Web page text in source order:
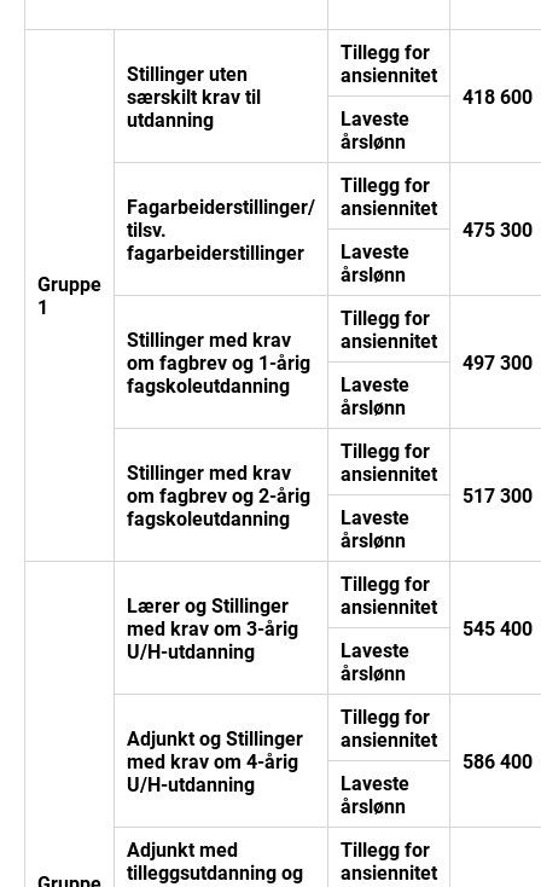
Gruppe
1
Stillinger uten
særskilt krav til
utdanning
Tillegg for
ansiennitet
418 600
Laveste
årslønn
Fagarbeiderstillinger/
tilsv.
fagarbeiderstillinger
Tillegg for
ansiennitet
475 300
Laveste
årslønn
Stillinger med krav
om fagbrev og 1-årig
fagskoleutdanning
Tillegg for
ansiennitet
497 300
Laveste
årslønn
Stillinger med krav
om fagbrev og 2-årig
fagskoleutdanning
Tillegg for
ansiennitet
517 300
Laveste
årslønn
Lærer og Stillinger
med krav om 3-årig
U/H-utdanning
Tillegg for
ansiennitet
545 400
Laveste
årslønn
Adjunkt og Stillinger
med krav om 4-årig
U/H-utdanning
Tillegg for
ansiennitet
586 400
Laveste
årslønn
Adjunkt med
tilleggsutdanning og
Tillegg for
ansiennitet